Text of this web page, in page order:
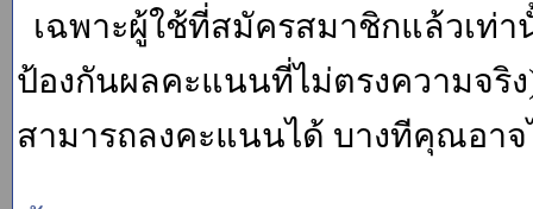
เฉพาะผู้ใช้ที่สมัครสมาชิกแล้วเท่
ป้องกันผลคะแนนที่ไม่ตรงความจ
สามารถลงคะแนนได้ บางทีคุณอา